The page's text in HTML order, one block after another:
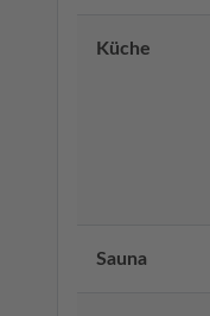
Küche
Sauna